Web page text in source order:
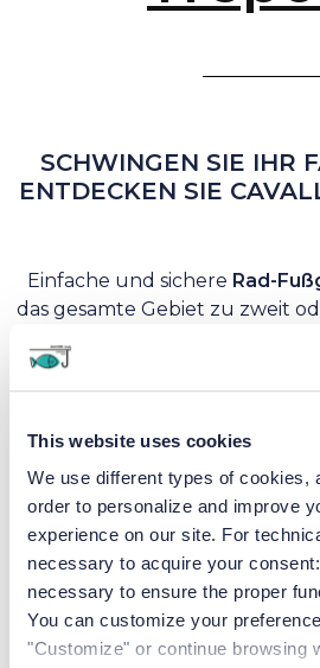
This website uses cookies
We use different types of cookies,
order to personalize and improve
experience on our site. For
necessary to acquire your
necessary to ensure the proper
You can customize your
"Customize" or continue browsing
ENTDECKEN SIE
das gesamte Gebiet zu zweit
erkunden. Junior Family
Anfrage den Fahrradservice
Hinweisen für die
Radwegs Europaswurde
eingeweiht.
Eine Panoramaroute über der
die atemberaubende
atemberaubende